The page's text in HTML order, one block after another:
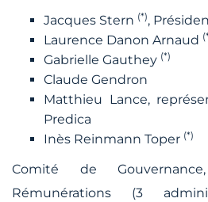
Jacques Stern (*),
Laurence Danon Arnaud
Gabrielle Gauthey (*)
Claude Gendron
Matthieu Lance,
Predica
Inès Reinmann Toper (*)
Comité de
Rémunérations (3